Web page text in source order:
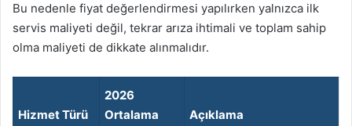
Bu nedenle fiyat değerlendirmesi yapılırken yalnızca ilk
servis maliyeti değil, tekrar arıza ihtimali ve toplam sahip
olma maliyeti de dikkate alınmalıdır.
Hizmet Türü
2026
Ortalama
Açıklama